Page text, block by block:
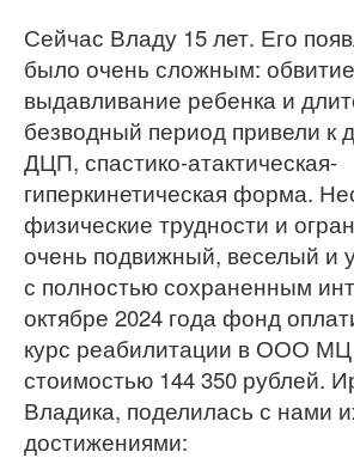
Сейчас Владу 15 лет. Его
было очень сложным:
выдавливание ребенка и
безводный период привели к
ДЦП, спастико-атактическая-
гиперкинетическая форма.
физические трудности и
очень подвижный, веселый и
с полностью сохраненным
октябре 2024 года фонд
курс реабилитации в ООО МЦ
стоимостью 144 350 рублей.
Владика, поделилась с нами
достижениями: